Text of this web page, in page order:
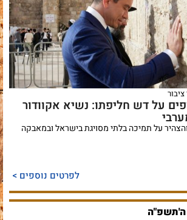
על דש חליפתו: נשיא אקוודור
על תמיכה בלתי מסויגת בישראל ובמאבקה
לפרטים נוספים >
ה'תשפ"ה